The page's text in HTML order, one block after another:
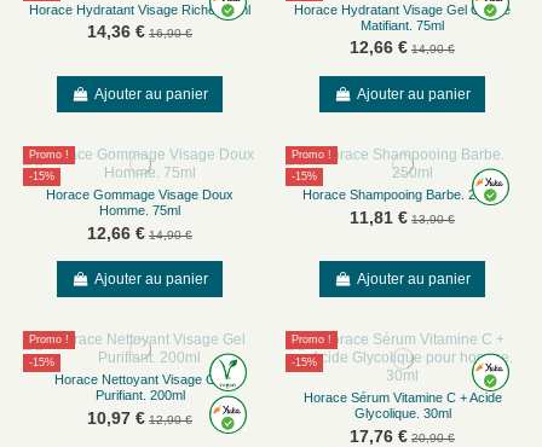
Horace Hydratant Visage Riche. 75ml
14,36 € 16,90 €
Ajouter au panier
Horace Hydratant Visage Gel Crème
Matifiant. 75ml
12,66 € 14,90 €
Ajouter au panier
Promo !
-15%
Horace Gommage Visage Doux
Homme. 75ml
12,66 € 14,90 €
Ajouter au panier
Promo !
-15%
Horace Shampooing Barbe. 250ml
11,81 € 13,90 €
Ajouter au panier
Promo !
-15%
Horace Nettoyant Visage Gel
Purifiant. 200ml
10,97 € 12,90 €
Promo !
-15%
Horace Sérum Vitamine C + Acide
Glycolique. 30ml
17,76 € 20,90 €